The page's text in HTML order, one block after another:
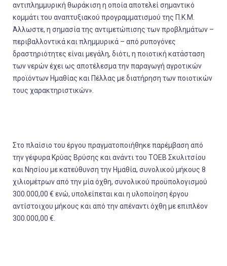
αντιπλημμυρική θωράκιση η οποία αποτελεί σημαντικό
κομμάτι του αναπτυξιακού προγραμματισμού της Π.Κ.Μ.
Άλλωστε, η σημασία της αντιμετώπισης των προβλημάτων –
περιβαλλοντικά και πλημμυρικά – από ρυπογόνες
δραστηριότητες είναι μεγάλη, διότι, η ποιοτική κατάσταση
των νερών έχει ως αποτέλεσμα την παραγωγή αγροτικών
προϊόντων Ημαθίας και Πέλλας με διατήρηση των ποιοτικών
τους χαρακτηριστικών».
Στο πλαίσιο του έργου πραγματοποιήθηκε παρέμβαση από
την γέφυρα Κρύας Βρύσης και ανάντι του ΤΟΕΒ Σκυλιτσίου
και Νησίου με κατεύθυνση την Ημαθία, συνολικού μήκους 8
χιλιομέτρων από την μία όχθη, συνολικού προϋπολογισμού
300.000,00 € ενώ, υπολείπεται και η υλοποίηση έργου
αντίστοιχου μήκους και από την απέναντι όχθη με επιπλέον
300.000,00 €.